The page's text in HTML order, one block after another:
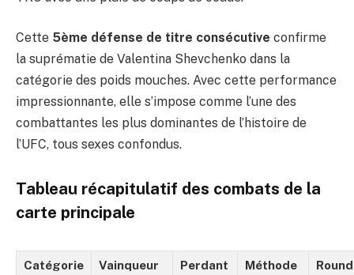
Cette 5ème défense de titre consécutive confirme
la suprématie de Valentina Shevchenko dans la
catégorie des poids mouches. Avec cette performance
impressionnante, elle s’impose comme l’une des
combattantes les plus dominantes de l’histoire de
l’UFC, tous sexes confondus.
Tableau récapitulatif des combats de la
carte principale
Catégorie Vainqueur Perdant Méthode Round